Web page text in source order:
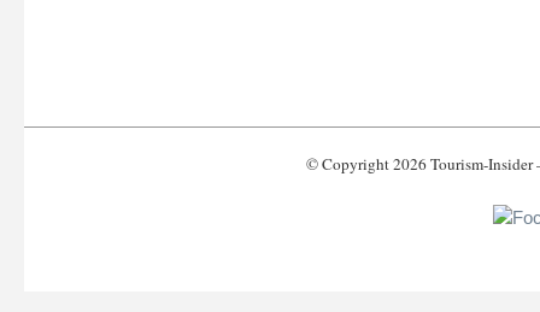
© Copyright 2026 Tourism-